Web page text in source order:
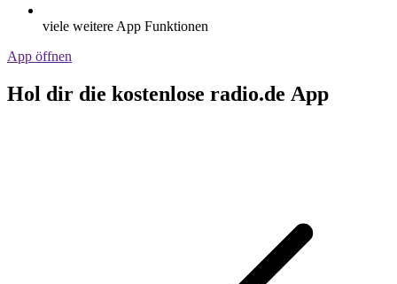
viele weitere App Funktionen
App öffnen
Hol dir die kostenlose radio.de App